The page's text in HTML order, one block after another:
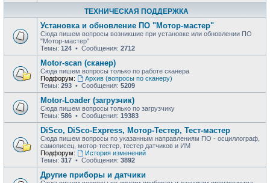
ТЕХНИЧЕСКАЯ ПОДДЕРЖКА
Установка и обновление ПО "Мотор-мастер"
Сюда пишем вопросы возникшие при установке или обновлении ПО
"Мотор-мастер"
Темы: 124 • Сообщения: 2712
Motor-scan (сканер)
Сюда пишем вопросы только по работе сканера
Подфорум:
Архив (вопросы по сканеру)
Темы: 293 • Сообщения: 5209
Motor-Loader (загрузчик)
Сюда пишем вопросы только по загрузчику
Темы: 586 • Сообщения: 19383
DiSco, DiSco-Express, Мотор-Тестер, Тест-мастер
Сюда пишем вопросы по указанным направлениям ПО - осциллограф,
самописец, мотор-тестер, тестер датчиков и ИМ
Подфорум:
История изменений
Темы: 317 • Сообщения: 3892
Другие приборы и датчики